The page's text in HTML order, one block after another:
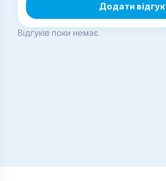
Додати відгук
Відгуків поки немає.